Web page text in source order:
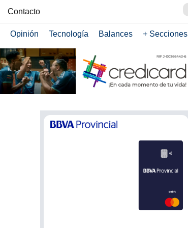
Contacto
Opinión Tecnología Balances + Secciones